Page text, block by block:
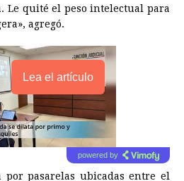
Le quité el peso intelectual para
agregó.
Lea el artículo
powered by
por pasarelas ubicadas entre el